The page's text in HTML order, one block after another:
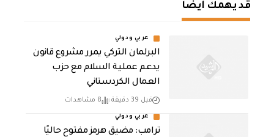
قد يهمك أيضا
عربي ودولي
‏البرلمان التركي يمرر مشروع قانون
يدعم عملية السلام مع حزب
العمال الكردستاني
قبل 39 دقيقة 8 مشاهدات
عربي ودولي
ترامب: مضيق هرمز مفتوح حاليًا